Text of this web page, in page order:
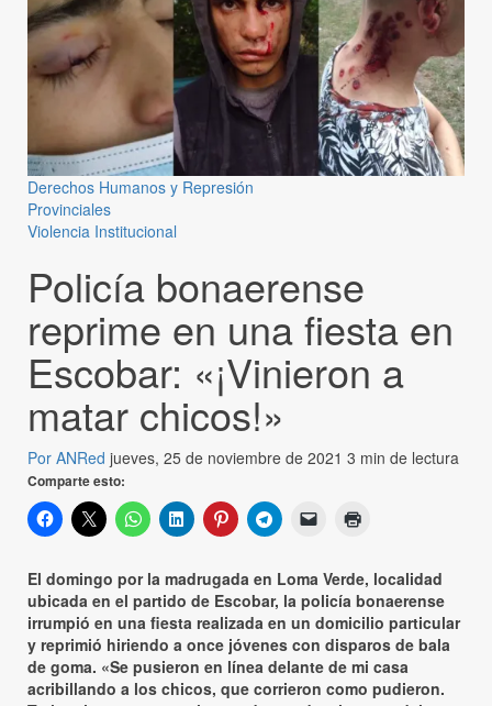
Derechos Humanos y Represión
Provinciales
Violencia Institucional
Policía bonaerense
reprime en una fiesta en
Escobar: «¡Vinieron a
matar chicos!»
Por ANRed jueves, 25 de noviembre de 2021 3 min de lectura
Comparte esto:
El domingo por la madrugada en Loma Verde, localidad
ubicada en el partido de Escobar, la policía bonaerense
irrumpió en una fiesta realizada en un domicilio particular
y reprimió hiriendo a once jóvenes con disparos de bala
de goma. «Se pusieron en línea delante de mi casa
acribillando a los chicos, que corrieron como pudieron.